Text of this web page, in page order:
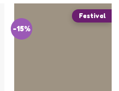
-15%